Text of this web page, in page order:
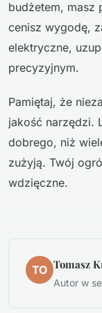
budżetem, masz
cenisz wygodę,
elektryczne,
precyzyjnym.
Pamiętaj, że
jakość narzędzi.
dobrego, niż
zużyją. Twój
wdzięczne.
TO Tomasz
Autor w